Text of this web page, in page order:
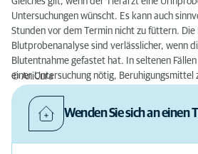
Untersuchungen wünscht. Es kann auch
Stunden vor dem Termin nicht zu füttern.
Blutprobenanalyse sind verlässlicher, wenn
Blutentnahme gefastet hat. In seltenen
einer Untersuchung nötig, Beruhigungsmittel
© AniCura
Wenden Sie sich an einen